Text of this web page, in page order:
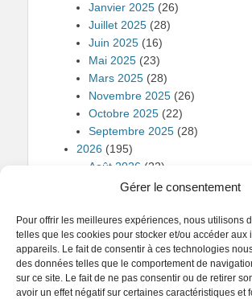
Gérer le consentement
Pour offrir les meilleures expériences, nous utilisons
telles que les cookies pour stocker et/ou accéder aux
appareils. Le fait de consentir à ces technologies
des données telles que le comportement de
sur ce site. Le fait de ne pas consentir ou de retirer
avoir un effet négatif sur certaines caractéristiques et
Janvier 2025 (26)
Juillet 2025 (28)
Juin 2025 (16)
Mai 2025 (23)
Mars 2025 (28)
Novembre 2025 (26)
Octobre 2025 (22)
Septembre 2025 (28)
2026 (195)
Août 2026 (22)
Avril 2026(19)
Janvier 2026(28)
Juillet 2026(28)
Juin 2026(26)
Mai 2026
(27)
Mars 2026(23)